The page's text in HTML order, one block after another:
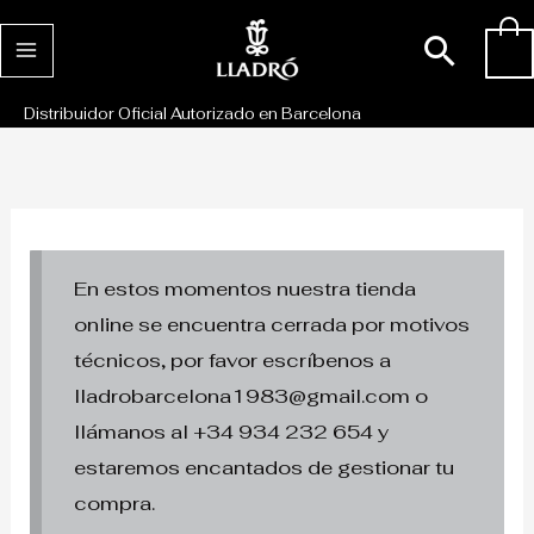
al
Distribuidor Oficial Autorizado en Barcelona
En estos momentos nuestra tienda
online se encuentra cerrada por motivos
técnicos, por favor escríbenos a
lladrobarcelona1983@gmail.com o
llámanos al +34 934 232 654 y
estaremos encantados de gestionar tu
compra.